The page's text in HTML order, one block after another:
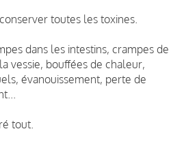
toutes les toxines.
dans les intestins, crampes de
vessie, bouffées de chaleur,
évanouissement, perte de
tout.